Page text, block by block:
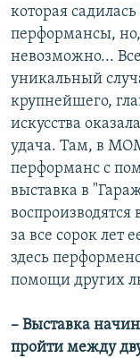
которая
перформансы, но,
невозможно...
уникальный
крупнейшего,
искусства
удача. Там, в
перформанс с
выставка в
за все сорок лет
здесь
помощи других
– Выставка
пройти между